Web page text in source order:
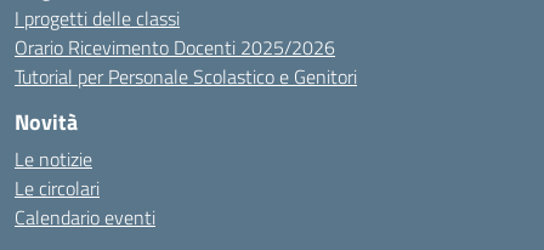
I progetti delle classi
Orario Ricevimento Docenti 2025/2026
Tutorial per Personale Scolastico e Genitori
Novità
Le notizie
Le circolari
Calendario eventi